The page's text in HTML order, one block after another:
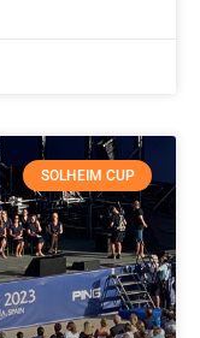
SOLHEIM CUP